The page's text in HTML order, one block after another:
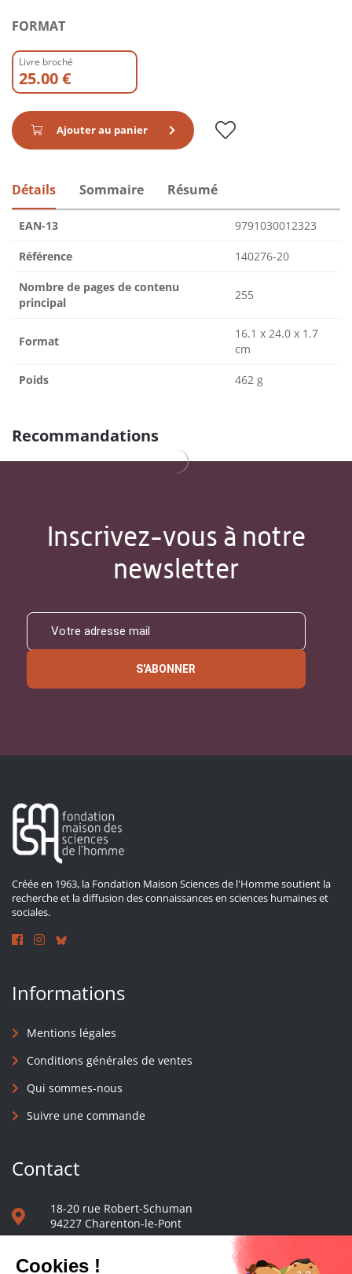
FORMAT
Livre broché
25.00 €
Ajouter au panier
Détails Sommaire Résumé
EAN-13 9791030012323
Référence 140276-20
Nombre de pages de contenu
principal
255
Format
16.1 x 24.0 x 1.7
cm
Poids 462 g
Recommandations
Inscrivez-vous à notre
newsletter
S'ABONNER
Créée en 1963, la Fondation Maison Sciences de l'Homme soutient la
recherche et la diffusion des connaissances en sciences humaines et
sociales.
Informations
Mentions légales
Conditions générales de ventes
Qui sommes-nous
Suivre une commande
Contact
18-20 rue Robert-Schuman
94227 Charenton-le-Pont